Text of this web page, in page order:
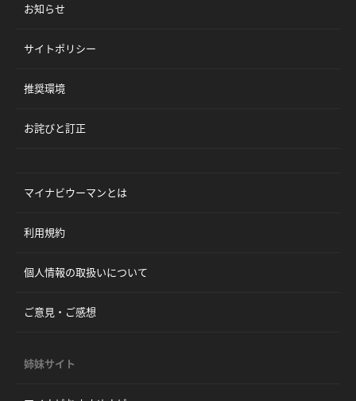
お知らせ
サイトポリシー
推奨環境
お詫びと訂正
マイナビウーマンとは
利用規約
個人情報の取扱いについて
ご意見・ご感想
姉妹サイト